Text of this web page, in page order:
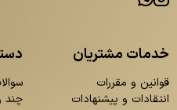
خدمات مشتریان
قوانین و مقررات
انتقادات و پیشنهادات
چند